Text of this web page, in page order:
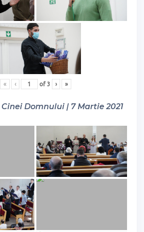
« ‹ of 3 › »
Domnului | 7 Martie 2021